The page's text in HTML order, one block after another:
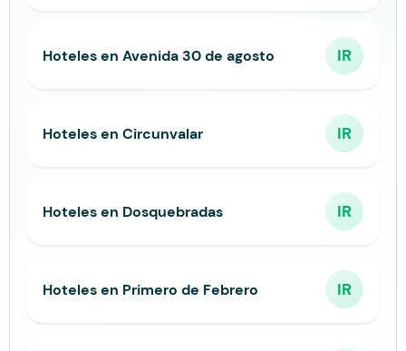
Hoteles en Avenida 30 de agosto IR
Hoteles en Circunvalar IR
Hoteles en Dosquebradas IR
Hoteles en Primero de Febrero IR